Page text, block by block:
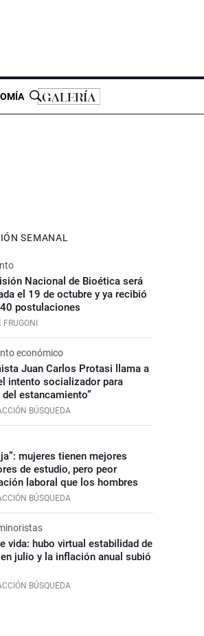
SEMANAL
Nacional de Bioética será
el 19 de octubre y ya recibió
postulaciones
FRUGONI
económico
Juan Carlos Protasi llama a
intento socializador para
estancamiento”
BÚSQUEDA
mujeres tienen mejores
de estudio, pero peor
laboral que los hombres
BÚSQUEDA
vida: hubo virtual estabilidad de
julio y la inflación anual subió
BÚSQUEDA